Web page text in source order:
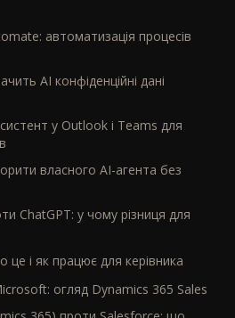
автоматизація процесів
AI конфіденційні дані
у Outlook і Teams для
власного AI-агента без
ChatGPT: у чому різниця для
і як працює для керівника
огляд Dynamics 365 Sales